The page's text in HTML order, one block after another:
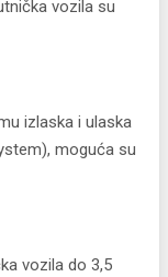
vozila su
izlaska i ulaska
moguća su
vozila do 3,5